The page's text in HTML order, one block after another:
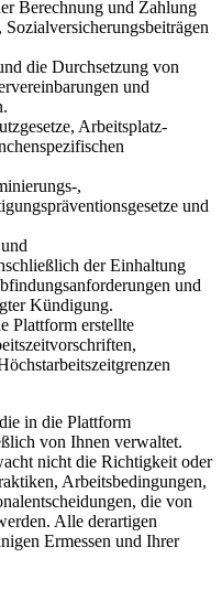
Berechnung und Zahlung
die Durchsetzung von
und
Arbeitsplatz-
,
und
der Einhaltung
und
Kündigung.
Plattform erstellte
in die Plattform
von Ihnen verwaltet.
nicht die Richtigkeit oder
Arbeitsbedingungen,
die von
Alle derartigen
Ermessen und Ihrer